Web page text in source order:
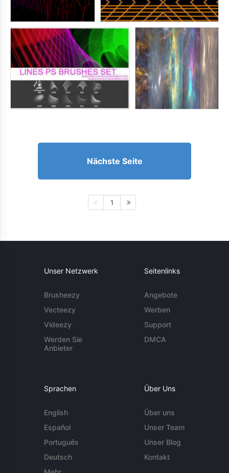
Nächste Seite
1
Unser Netzwerk
Brusheezy
Vecteezy
Videezy
Werden Sie
Anbieter
Seitenlinks
Angebote
Werben
Support
DMCA
Sprachen
English
Español
Português
Deutsch
Über Uns
Über uns
Unser Team
Unser Blog
Kontakt